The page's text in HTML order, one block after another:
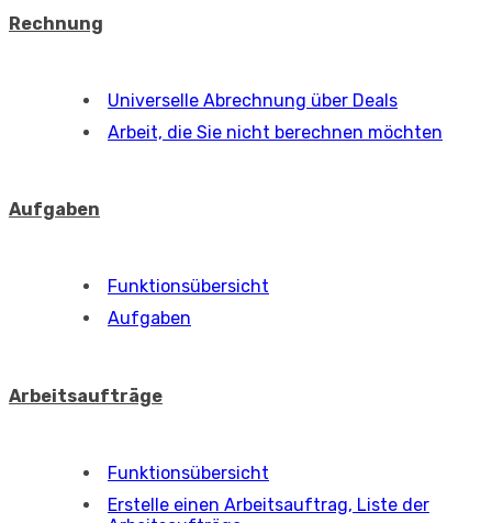
Rechnung
Universelle Abrechnung über Deals
Arbeit, die Sie nicht berechnen möchten
Aufgaben
Funktionsübersicht
Aufgaben
Arbeitsaufträge
Funktionsübersicht
Erstelle einen Arbeitsauftrag, Liste der